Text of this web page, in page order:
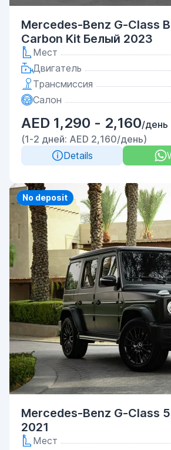
Mercedes-Benz G-Class
Carbon Kit Белый 2023
Мест
Двигатель
Трансмиссия
Салон
AED 1,290 - 2,160/день
(1-2 дней: AED 2,160/день)
Details
Priority
No deposit
Mercedes-Benz G-Class
2021
Мест